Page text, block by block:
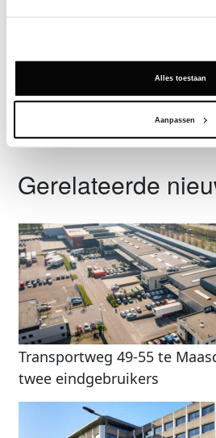
Alles toestaan
Aanpassen
Deze informatie is alleen beschikbaar
Gerelateerde
Transportweg 49-55 te
twee eindgebruikers